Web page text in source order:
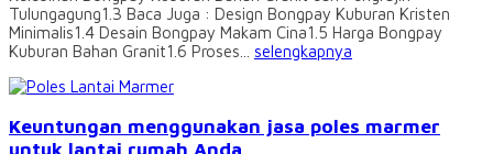
Tulungagung1.3 Baca Juga : Design Bongpay Kuburan Kristen
Minimalis1.4 Desain Bongpay Makam Cina1.5 Harga Bongpay
Kuburan Bahan Granit1.6 Proses... selengkapnya
Keuntungan menggunakan jasa poles marmer
untuk lantai rumah Anda